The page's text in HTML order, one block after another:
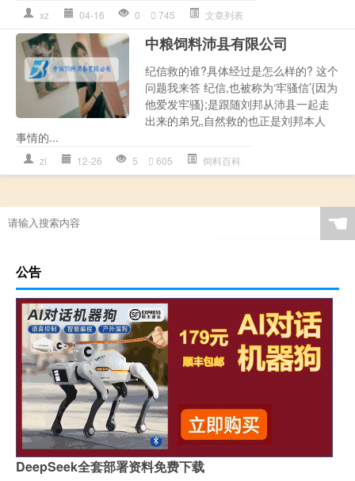
xz 04-16 0 745 文章列表
中粮饲料沛县有限公司
纪信救的谁?具体经过是怎么样的? 这个
问题我来答 纪信,也被称为‘牢骚信’{因为
他爱发牢骚};是跟随刘邦从沛县一起走
出来的弟兄,自然救的也正是刘邦本人
事情的...
zl 12-26 5 605 饲料百科
☚
公告
DeepSeek全套部署资料免费下载